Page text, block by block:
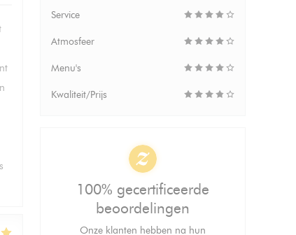
Service
Atmosfeer
Menu's
Kwaliteit/Prijs
100% gecertificeerde
beoordelingen
Onze klanten hebben na hun